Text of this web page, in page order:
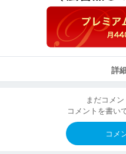
詳
まだコメ
コメントを書い
コメ